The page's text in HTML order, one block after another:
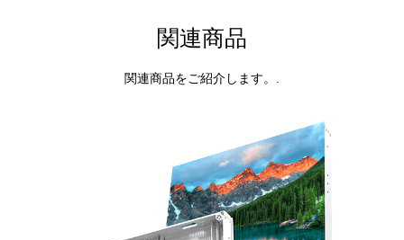
関連商品
関連商品をご紹介します。.